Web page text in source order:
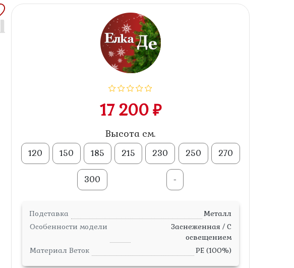
17 200 ₽
Высота см.
120 150 185 215 230 250 270
300 -
Подставка
Металл
Особенности модели
Заснеженная / С
освещением
Материал Веток
PE (100%)